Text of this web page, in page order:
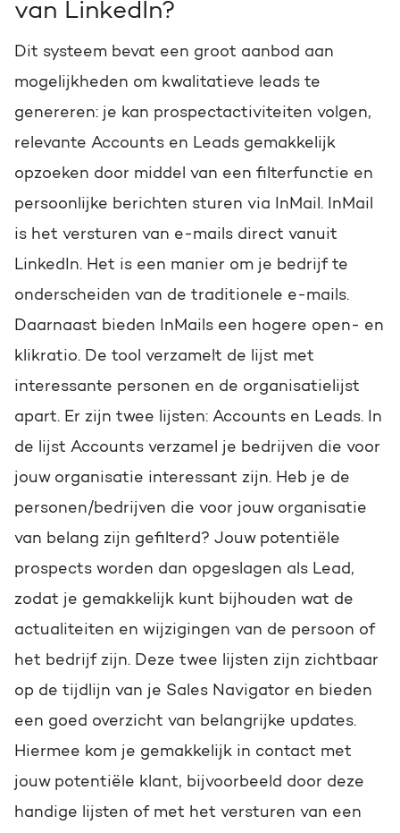
van LinkedIn?
Dit systeem bevat een groot aanbod aan
mogelijkheden om kwalitatieve leads te
genereren: je kan prospectactiviteiten volgen,
relevante Accounts en Leads gemakkelijk
opzoeken door middel van een filterfunctie en
persoonlijke berichten sturen via InMail. InMail
is het versturen van e-mails direct vanuit
LinkedIn. Het is een manier om je bedrijf te
onderscheiden van de traditionele e-mails.
Daarnaast bieden InMails een hogere open- en
klikratio. De tool verzamelt de lijst met
interessante personen en de organisatielijst
apart. Er zijn twee lijsten: Accounts en Leads. In
de lijst Accounts verzamel je bedrijven die voor
jouw organisatie interessant zijn. Heb je de
personen/bedrijven die voor jouw organisatie
van belang zijn gefilterd? Jouw potentiële
prospects worden dan opgeslagen als Lead,
zodat je gemakkelijk kunt bijhouden wat de
actualiteiten en wijzigingen van de persoon of
het bedrijf zijn. Deze twee lijsten zijn zichtbaar
op de tijdlijn van je Sales Navigator en bieden
een goed overzicht van belangrijke updates.
Hiermee kom je gemakkelijk in contact met
jouw potentiële klant, bijvoorbeeld door deze
handige lijsten of met het versturen van een